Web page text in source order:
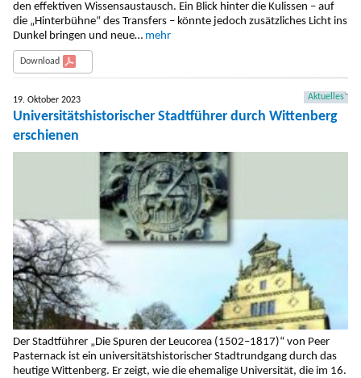
den effektiven Wissensaustausch. Ein Blick hinter die Kulissen – auf
die „Hinterbühne“ des Transfers – könnte jedoch zusätzliches Licht ins
Dunkel bringen und neue… mehr
Download
19. Oktober 2023 Aktuelles
Universitätshistorischer Stadtführer durch Wittenberg
erschienen
Der Stadtführer „Die Spuren der Leucorea (1502–1817)“ von Peer
Pasternack ist ein universitätshistorischer Stadtrundgang durch das
heutige Wittenberg. Er zeigt, wie die ehemalige Universität, die im 16.